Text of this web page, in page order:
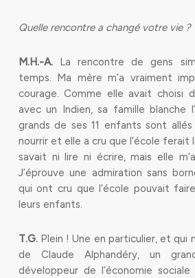
Quelle rencontre a changé votre vie ?
M.H.-A.La rencontre de gens
temps. Ma mère m’a vraiment
courage. Comme elle avait choisi
avec un Indien, sa famille blanche
grands de ses 11 enfants sont
nourrir et elle a cru que l’école ferait
savait ni lire ni écrire, mais elle
J’éprouve une admiration sans
qui ont cru que l’école pouvait
leurs enfants.
T.G.Plein ! Une en particulier, et qui
de Claude Alphandéry, un
développeur de l’économie